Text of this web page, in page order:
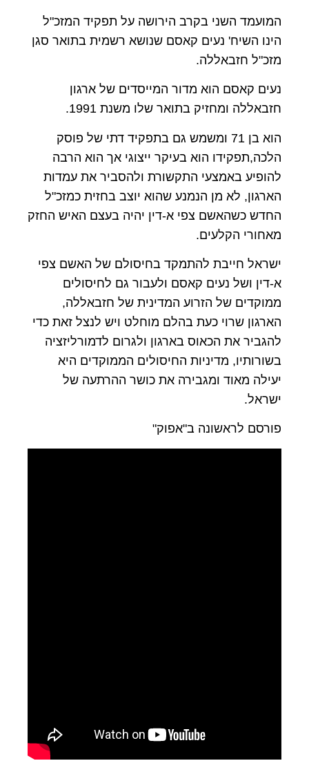
המועמד השני בקרב הירושה על תפקיד המזכ"ל
הינו השיח' נעים קאסם שנושא רשמית בתואר סגן
מזכ"ל חזבאללה.
נעים קאסם הוא מדור המייסדים של ארגון
חזבאללה ומחזיק בתואר שלו משנת 1991.
הוא בן 71 ומשמש גם בתפקיד דתי של פוסק
הלכה,תפקידו הוא בעיקר ייצוגי אך הוא הרבה
להופיע באמצעי התקשורת ולהסביר את עמדות
הארגון, לא מן הנמנע שהוא יוצב בחזית כמזכ"ל
החדש כשהאשם צפי א-דין יהיה בעצם האיש החזק
מאחורי הקלעים.
ישראל חייבת להתמקד בחיסולם של האשם צפי
א-דין ושל נעים קאסם ולעבור גם לחיסולים
ממוקדים של הזרוע המדינית של חזבאללה,
הארגון שרוי כעת בהלם מוחלט ויש לנצל זאת כדי
להגביר את הכאוס בארגון ולגרום לדמורליזציה
בשורותיו, מדיניות החיסולים הממוקדים היא
יעילה מאוד ומגבירה את כושר ההרתעה של
ישראל.
פורסם לראשונה ב"אפוק"